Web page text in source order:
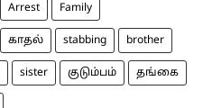
Arrest Family
காதல் stabbing brother
sister குடும்பம் தங்கை